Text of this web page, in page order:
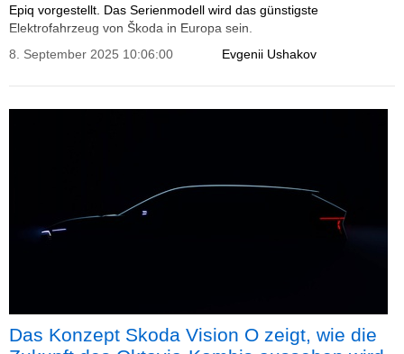
Epiq vorgestellt. Das Serienmodell wird das günstigste
Elektrofahrzeug von Škoda in Europa sein.
Evgenii Ushakov
8. September 2025 10:06:00
Das Konzept Skoda Vision O zeigt, wie die